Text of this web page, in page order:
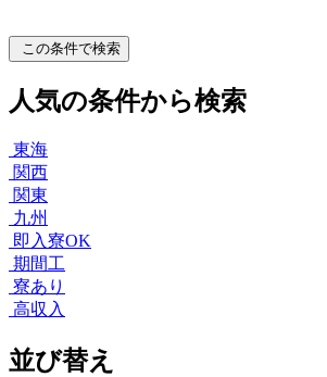
この条件で検索
人気の条件から検索
東海
関西
関東
九州
即入寮OK
期間工
寮あり
高収入
並び替え